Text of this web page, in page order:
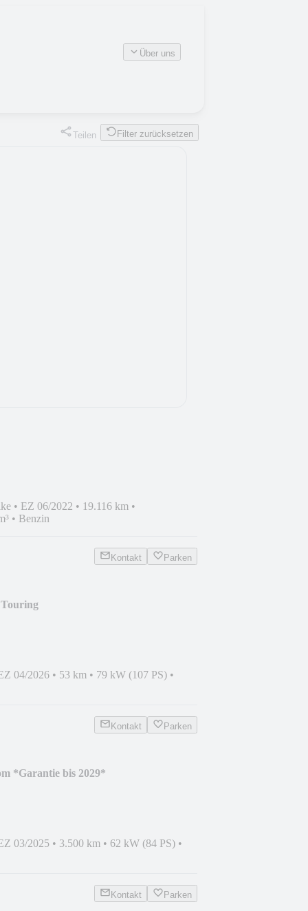
Über uns
Teilen Filter zurücksetzen
• EZ 06/2022 • 19.116 km •
• Benzin
Kontakt Parken
04/2026 • 53 km • 79 kW (107 PS) •
Kontakt Parken
*Garantie bis 2029*
03/2025 • 3.500 km • 62 kW (84 PS) •
Kontakt Parken